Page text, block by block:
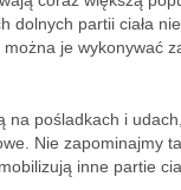
dolnych partii ciała
je wykonywać
na pośladkach i
Nie zapominajmy
inne partie